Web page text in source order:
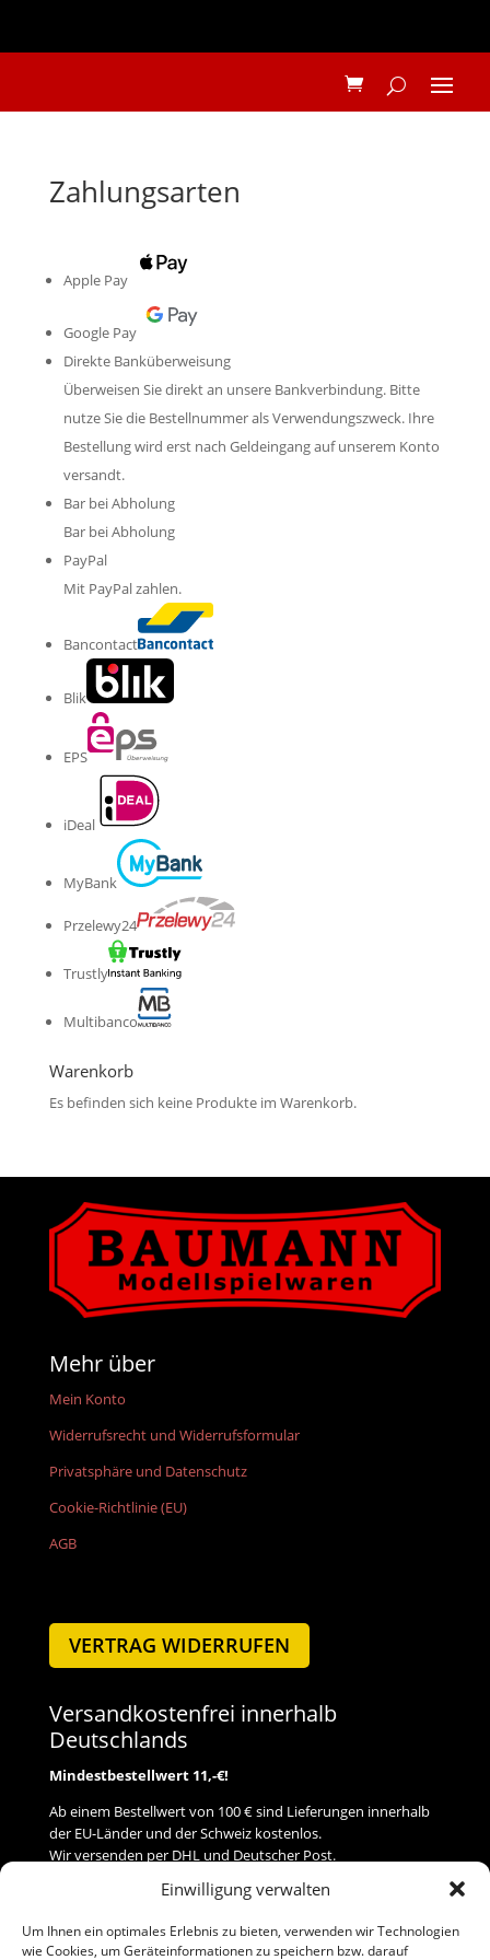
Einwilligung verwalten
Um Ihnen ein optimales Erlebnis zu bieten, verwenden wir Technologien
wie Cookies, um Geräteinformationen zu speichern bzw. darauf
Zahlungsarten
Apple Pay
Google Pay
Direkte Banküberweisung
Überweisen Sie direkt an unsere Bankverbindung. Bitte
nutze Sie die Bestellnummer als Verwendungszweck. Ihre
Bestellung wird erst nach Geldeingang auf unserem Konto
versandt.
Bar bei Abholung
Bar bei Abholung
PayPal
Mit PayPal zahlen.
Bancontact
Blik
EPS
iDeal
MyBank
Przelewy24
Trustly
Multibanco
Warenkorb
Es befinden sich keine Produkte im Warenkorb.
Mehr über
Mein Konto
Widerrufsrecht und Widerrufsformular
Privatsphäre und Datenschutz
Cookie-Richtlinie (EU)
AGB
VERTRAG WIDERRUFEN
Versandkostenfrei innerhalb
Deutschlands
Mindestbestellwert 11,-€!
Ab einem Bestellwert von 100 € sind Lieferungen innerhalb
der EU-Länder und der Schweiz kostenlos.
Wir versenden per DHL und Deutscher Post.
Versand